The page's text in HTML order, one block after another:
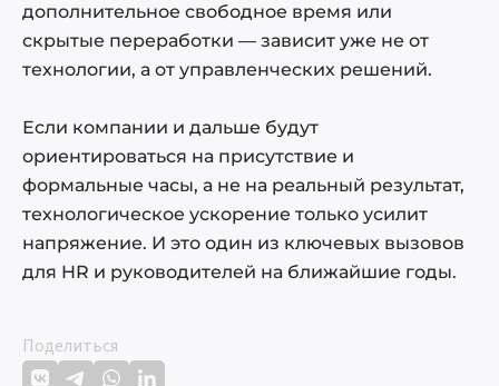
дополнительное свободное время или
скрытые переработки — зависит уже не от
технологии, а от управленческих решений.
Если компании и дальше будут
ориентироваться на присутствие и
формальные часы, а не на реальный результат,
технологическое ускорение только усилит
напряжение. И это один из ключевых вызовов
для HR и руководителей на ближайшие годы.
Поделиться